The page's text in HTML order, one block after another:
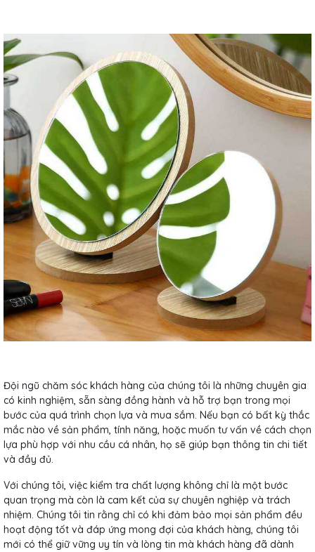
Đội ngũ chăm sóc khách hàng của chúng tôi là những chuyên gia
có kinh nghiệm, sẵn sàng đồng hành và hỗ trợ bạn trong mọi
bước của quá trình chọn lựa và mua sắm. Nếu bạn có bất kỳ thắc
mắc nào về sản phẩm, tính năng, hoặc muốn tư vấn về cách chọn
lựa phù hợp với nhu cầu cá nhân, họ sẽ giúp bạn thông tin chi tiết
và đầy đủ.
Với chúng tôi, việc kiểm tra chất lượng không chỉ là một bước
quan trọng mà còn là cam kết của sự chuyên nghiệp và trách
nhiệm. Chúng tôi tin rằng chỉ có khi đảm bảo mọi sản phẩm đều
hoạt động tốt và đáp ứng mong đợi của khách hàng, chúng tôi
mới có thể giữ vững uy tín và lòng tin mà khách hàng đã dành